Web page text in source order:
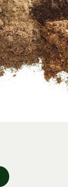
Las
opciones
se
pueden
elegir
en